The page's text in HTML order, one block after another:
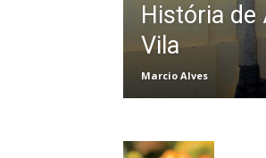
História de
Vila
Marcio Alves